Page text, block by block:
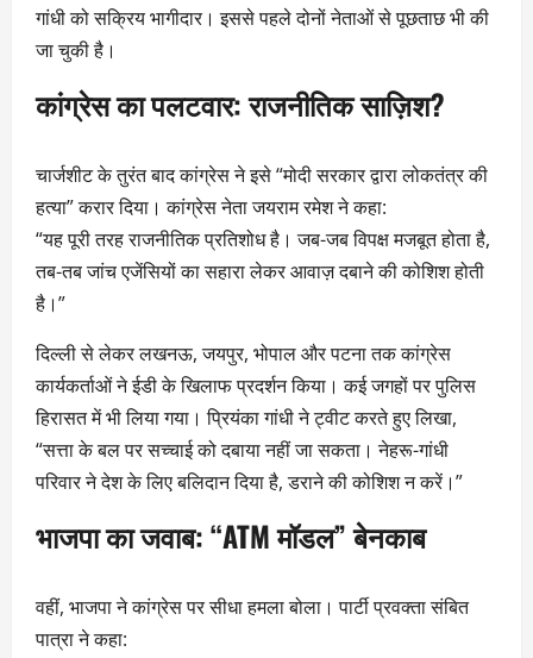
गांधी को सक्रिय भागीदार। इससे पहले दोनों नेताओं से पूछताछ भी की
जा चुकी है।
कांग्रेस का पलटवार: राजनीतिक साज़िश?
चार्जशीट के तुरंत बाद कांग्रेस ने इसे “मोदी सरकार द्वारा लोकतंत्र की
हत्या” करार दिया। कांग्रेस नेता जयराम रमेश ने कहा:
“यह पूरी तरह राजनीतिक प्रतिशोध है। जब-जब विपक्ष मजबूत होता है,
तब-तब जांच एजेंसियों का सहारा लेकर आवाज़ दबाने की कोशिश होती
है।”
दिल्ली से लेकर लखनऊ, जयपुर, भोपाल और पटना तक कांग्रेस
कार्यकर्ताओं ने ईडी के खिलाफ प्रदर्शन किया। कई जगहों पर पुलिस
हिरासत में भी लिया गया। प्रियंका गांधी ने ट्वीट करते हुए लिखा,
“सत्ता के बल पर सच्चाई को दबाया नहीं जा सकता। नेहरू-गांधी
परिवार ने देश के लिए बलिदान दिया है, डराने की कोशिश न करें।”
भाजपा का जवाब: “ATM मॉडल” बेनकाब
वहीं, भाजपा ने कांग्रेस पर सीधा हमला बोला। पार्टी प्रवक्ता संबित
पात्रा ने कहा: